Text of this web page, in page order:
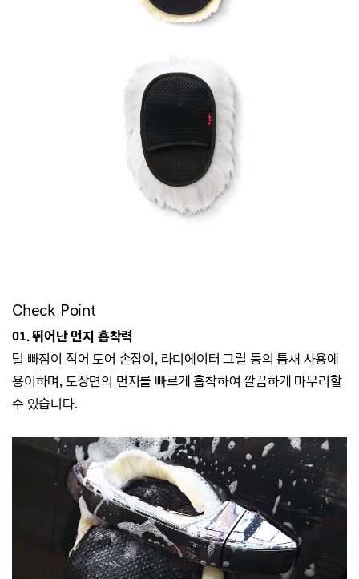
Check Point
01. 뛰어난 먼지 흡착력
털 빠짐이 적어 도어 손잡이, 라디에이터 그릴 등의 틈새 사용에
용이하며, 도장면의 먼지를 빠르게 흡착하여 깔끔하게 마무리할
수 있습니다.